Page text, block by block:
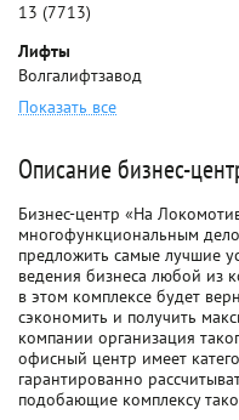
13 (7713)
Лифты
Волгалифтзавод
Показать все
Описание бизнес-
Бизнес-центр «На
многофункциональным
предложить самые лучшие
ведения бизнеса любой из
в этом комплексе будет
сэкономить и получить
компании организация
офисный центр имеет
гарантированно
подобающие комплексу